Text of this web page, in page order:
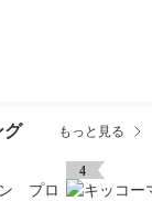
グ もっと見る
4